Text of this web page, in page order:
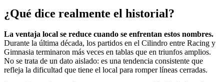
¿Qué dice realmente el historial?
La ventaja local se reduce cuando se enfrentan estos nombres.
Durante la última década, los partidos en el Cilindro entre Racing y
Gimnasia terminaron más veces en tablas que en triunfos amplios.
No se trata de un dato aislado: es una tendencia consistente que
refleja la dificultad que tiene el local para romper líneas cerradas.